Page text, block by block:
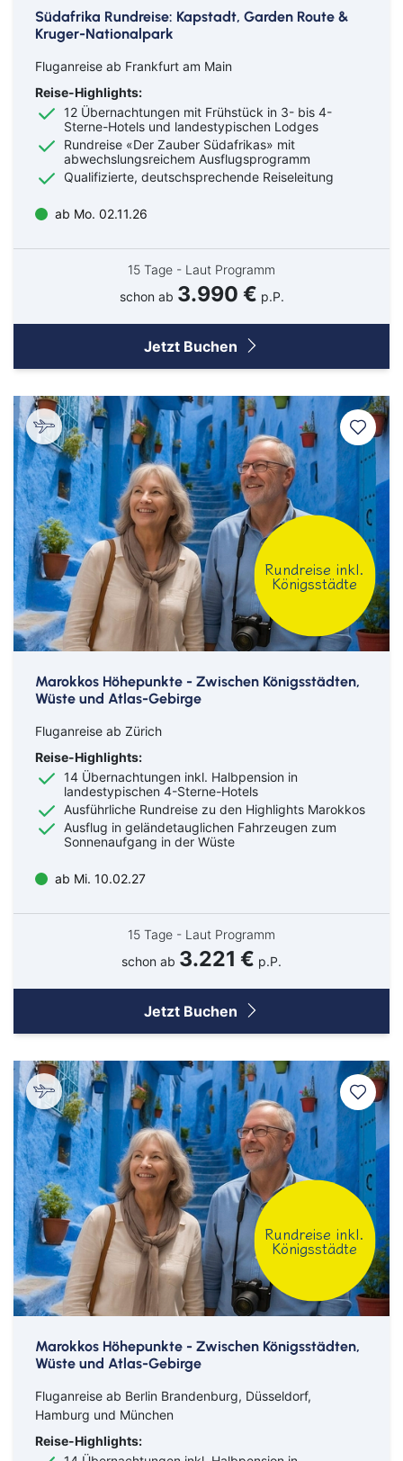
Südafrika Rundreise: Kapstadt, Garden Route &
Kruger-Nationalpark
Fluganreise ab Frankfurt am Main
Reise-Highlights:
12 Übernachtungen mit Frühstück in 3- bis 4-
Sterne-Hotels und landestypischen Lodges
Rundreise «Der Zauber Südafrikas» mit
abwechslungsreichem Ausflugsprogramm
Qualifizierte, deutschsprechende Reiseleitung
ab Mo. 02.11.26
15 Tage - Laut Programm
schon ab 3.990 € p.P.
Jetzt Buchen
Rundreise inkl.
Königsstädte
Marokkos Höhepunkte - Zwischen Königsstädten,
Wüste und Atlas-Gebirge
Fluganreise ab Zürich
Reise-Highlights:
14 Übernachtungen inkl. Halbpension in
landestypischen 4-Sterne-Hotels
Ausführliche Rundreise zu den Highlights Marokkos
Ausflug in geländetauglichen Fahrzeugen zum
Sonnenaufgang in der Wüste
ab Mi. 10.02.27
15 Tage - Laut Programm
schon ab 3.221 € p.P.
Jetzt Buchen
Rundreise inkl.
Königsstädte
Marokkos Höhepunkte - Zwischen Königsstädten,
Wüste und Atlas-Gebirge
Fluganreise ab Berlin Brandenburg, Düsseldorf,
Hamburg und München
Reise-Highlights: